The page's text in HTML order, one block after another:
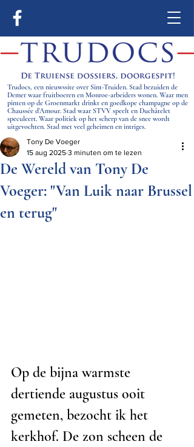
Trudocs, een nieuwssite over Sint-Truiden. Stad bezuiden de
Demer waar fruitboeren en Monroe-arbeiders wonen. Waar men
pinten op de Groenmarkt drinkt en goedkope champagne op de
Chaussée d’Amour. Stad waar STVV speelt en Duchâtelet
speculeert. Waar politiek op het scherp van de snee wordt
uitgevochten. Stad met veel geheimen en intriges.
De Wereld van Tony De
Voeger: "Van Luik naar Brussel
en terug"
Tony De Voeger
15 aug 2025 3 minuten om te lezen
Op de bijna warmste
dertiende augustus ooit
gemeten, bezocht ik het
kerkhof. De zon scheen de